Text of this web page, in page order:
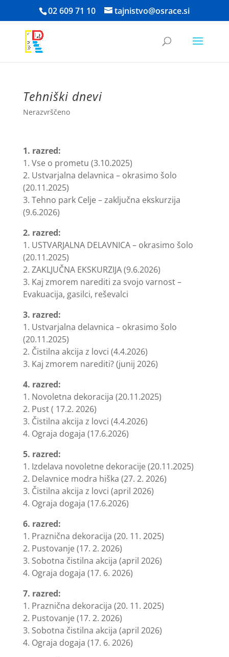
02 609 71 10 tajnistvo@osrace.si
Tehniški dnevi
Nerazvrščeno
1. razred:
1. Vse o prometu (3.10.2025)
2. Ustvarjalna delavnica – okrasimo šolo
(20.11.2025)
3. Tehno park Celje – zaključna ekskurzija
(9.6.2026)
2. razred:
1. USTVARJALNA DELAVNICA – okrasimo šolo
(20.11.2025)
2. ZAKLJUČNA EKSKURZIJA (9.6.2026)
3. Kaj zmorem narediti za svojo varnost –
Evakuacija, gasilci, reševalci
3. razred:
1. Ustvarjalna delavnica – okrasimo šolo
(20.11.2025)
2. Čistilna akcija z lovci (4.4.2026)
3. Kaj zmorem narediti? (junij 2026)
4. razred:
1. Novoletna dekoracija (20.11.2025)
2. Pust ( 17.2. 2026)
3. Čistilna akcija z lovci (4.4.2026)
4. Ograja dogaja (17.6.2026)
5. razred:
1. Izdelava novoletne dekoracije (20.11.2025)
2. Delavnice modra hiška (27. 2. 2026)
3. Čistilna akcija z lovci (april 2026)
4. Ograja dogaja (17.6.2026)
6. razred:
1. Praznična dekoracija (20. 11. 2025)
2. Pustovanje (17. 2. 2026)
3. Sobotna čistilna akcija (april 2026)
4. Ograja dogaja (17. 6. 2026)
7. razred:
1. Praznična dekoracija (20. 11. 2025)
2. Pustovanje (17. 2. 2026)
3. Sobotna čistilna akcija (april 2026)
4. Ograja dogaja (17. 6. 2026)